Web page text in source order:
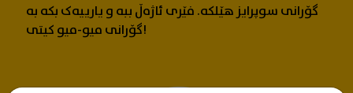
گۆرانی سوپرایز هێلکە. فێری ئاژەڵ ببە و یارییەک بکە بە
گۆرانی میو-میو کیتی!